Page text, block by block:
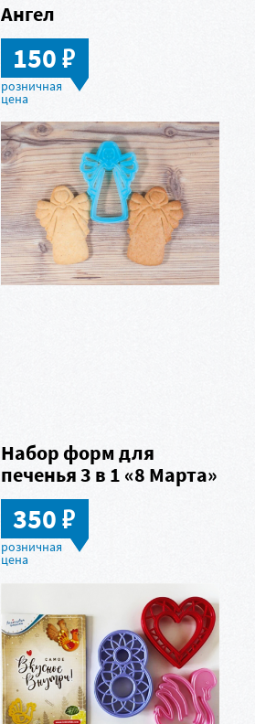
Ангел
150в
Набор форм для
печенья 3 в 1 «8 Марта»
350в